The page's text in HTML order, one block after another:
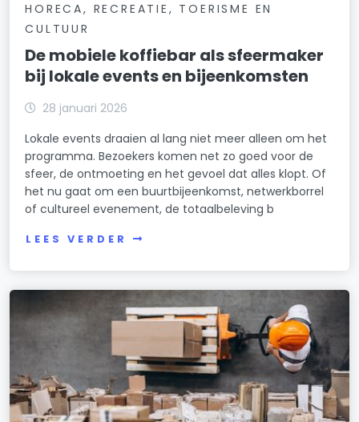
HORECA, RECREATIE, TOERISME EN
CULTUUR
De mobiele koffiebar als sfeermaker
bij lokale events en bijeenkomsten
28 januari 2026
Lokale events draaien al lang niet meer alleen om het
programma. Bezoekers komen net zo goed voor de
sfeer, de ontmoeting en het gevoel dat alles klopt. Of
het nu gaat om een buurtbijeenkomst, netwerkborrel
of cultureel evenement, de totaalbeleving b
LEES VERDER